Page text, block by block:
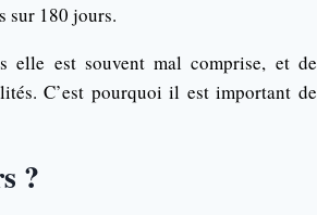
sur 180 jours.
elle est souvent mal comprise, et de
C’est pourquoi il est important de
?